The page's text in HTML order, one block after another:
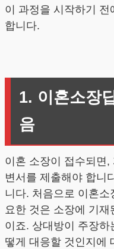
이 과정을 시작하기
합니다.
1. 이혼소장
음
이혼 소장이 접수되면
변서를 제출해야 합니
니다. 처음으로 이혼
요한 것은 소장에 기
이죠. 상대방이 주장하
떻게 대응할 것인지에